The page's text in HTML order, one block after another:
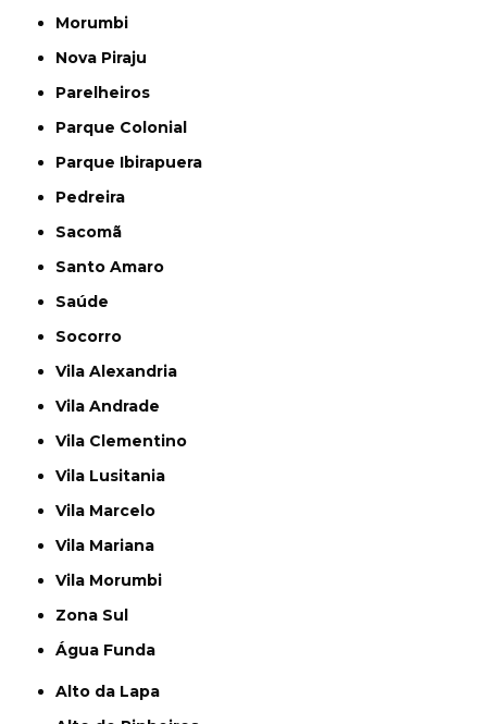
Morumbi
Nova Piraju
Parelheiros
Parque Colonial
Parque Ibirapuera
Pedreira
Sacomã
Santo Amaro
Saúde
Socorro
Vila Alexandria
Vila Andrade
Vila Clementino
Vila Lusitania
Vila Marcelo
Vila Mariana
Vila Morumbi
Zona Sul
Água Funda
Alto da Lapa